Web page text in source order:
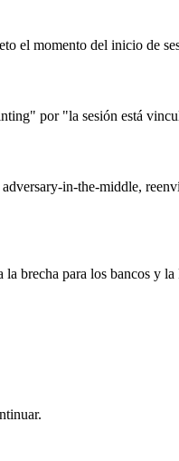
el momento del inicio de
por "la sesión está
in-the-middle,
brecha para los bancos y la